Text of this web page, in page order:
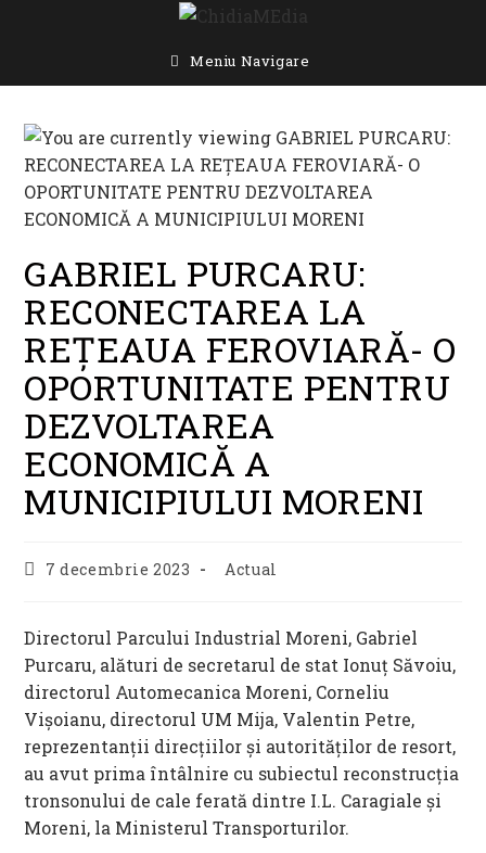
Meniu Navigare
GABRIEL PURCARU:
RECONECTAREA LA
REȚEAUA FEROVIARĂ- O
OPORTUNITATE PENTRU
DEZVOLTAREA
ECONOMICĂ A
MUNICIPIULUI MORENI
Post7 decembrie 2023
Post
Actual
Directorul Parcului Industrial Moreni, Gabriel
Purcaru, alături de secretarul de stat Ionuț Săvoiu,
directorul Automecanica Moreni, Corneliu
Vișoianu, directorul UM Mija, Valentin Petre,
reprezentanții direcțiilor și autorităților de resort,
au avut prima întâlnire cu subiectul reconstrucția
tronsonului de cale ferată dintre I.L. Caragiale și
Moreni, la Ministerul Transporturilor.